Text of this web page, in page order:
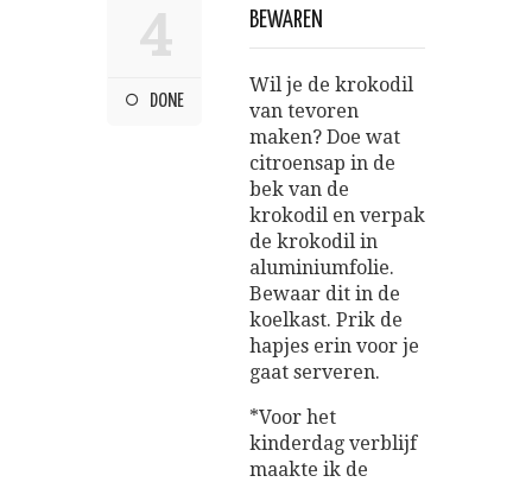
4
DONE
BEWAREN
Wil je de krokodil
van tevoren
maken? Doe wat
citroensap in de
bek van de
krokodil en verpak
de krokodil in
aluminiumfolie.
Bewaar dit in de
koelkast. Prik de
hapjes erin voor je
gaat serveren.
*Voor het
kinderdag verblijf
maakte ik de